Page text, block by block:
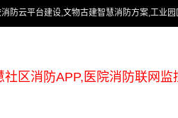
防云平台建设,文物古建智慧消防方案,工业
区消防APP,医院消防联网